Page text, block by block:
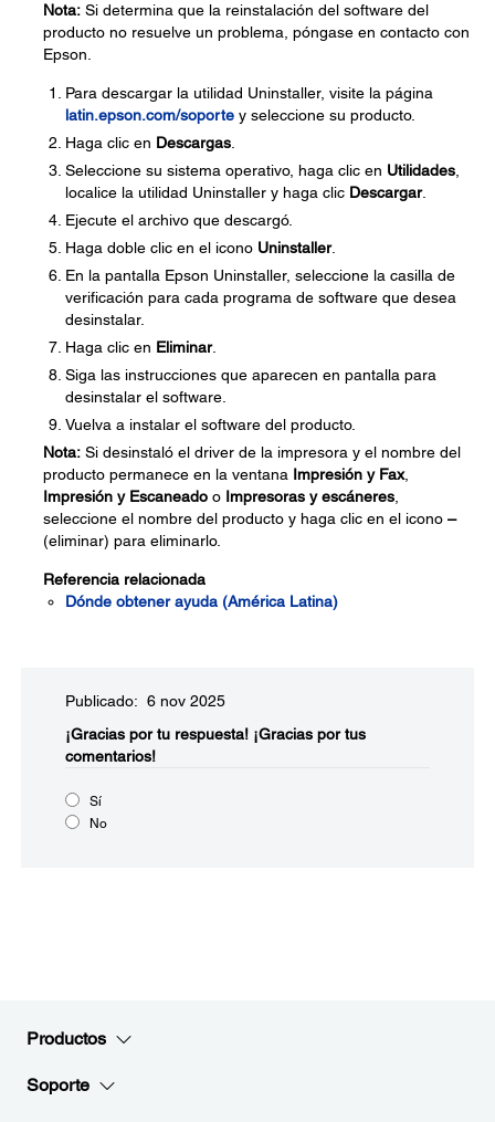
Nota: Si determina que la reinstalación del software del
producto no resuelve un problema, póngase en contacto con
Epson.
Para descargar la utilidad Uninstaller, visite la página
latin.epson.com/soporte y seleccione su producto.
Haga clic en Descargas
Seleccione su sistema operativo, haga clic en Utilidades
localice la utilidad Uninstaller y haga clic Descargar.
Ejecute el archivo que descargó.
Haga doble clic en el icono Uninstaller.
En la pantalla Epson Uninstaller, seleccione la casilla de
verificación para cada programa de software que desea
desinstalar.
Haga clic en Eliminar.
Siga las instrucciones que aparecen en pantalla para
desinstalar el software.
Vuelva a instalar el software del producto.
Nota: Si desinstaló el driver de la impresora y el nombre del
producto permanece en la ventana Impresión y Fax,
Impresión y Escaneado o Impresoras y escáneres
seleccione el nombre del producto y haga clic en el icono –
(eliminar) para eliminarlo.
Referencia relacionada
Dónde obtener ayuda (América Latina)
Publicado: 6 nov 2025
¡Gracias por tu respuesta! ¡Gracias por tus
comentarios!
Sí
No
Productos
Soporte